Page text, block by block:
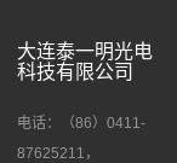
大连泰一明光电
科技有限公司
电话：（86）0411-
87625211，